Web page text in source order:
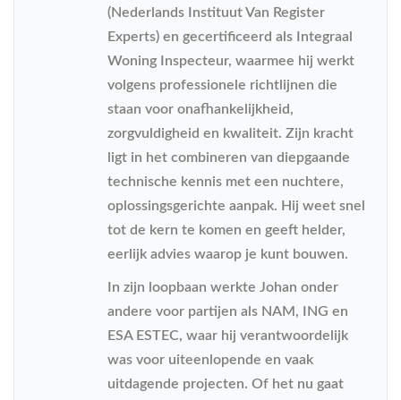
(Nederlands Instituut Van Register
Experts) en gecertificeerd als Integraal
Woning Inspecteur, waarmee hij werkt
volgens professionele richtlijnen die
staan voor onafhankelijkheid,
zorgvuldigheid en kwaliteit. Zijn kracht
ligt in het combineren van diepgaande
technische kennis met een nuchtere,
oplossingsgerichte aanpak. Hij weet snel
tot de kern te komen en geeft helder,
eerlijk advies waarop je kunt bouwen.
In zijn loopbaan werkte Johan onder
andere voor partijen als NAM, ING en
ESA ESTEC, waar hij verantwoordelijk
was voor uiteenlopende en vaak
uitdagende projecten. Of het nu gaat